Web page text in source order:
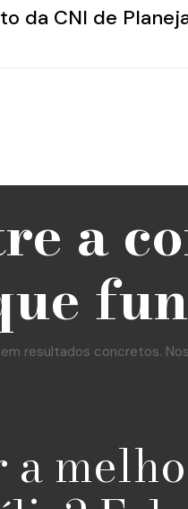
da CNI de
a
resultados concretos.